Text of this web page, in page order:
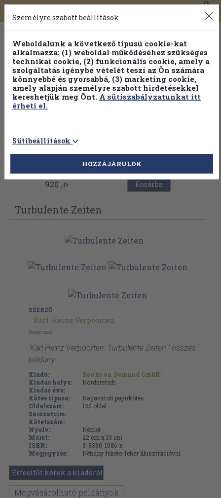
Toggle
navigation
0
Vissza az előző oldalra
920 ,-Ft Kosárba
Turbulente Zeiten
SZERZŐ
Karl-Heinz Verpoorten
Norderstedt
'Karl-Heinz Verpoorten: Turbulente Zeiten ' összes
példány
Kiadó:
Books on Demand GmbH
Kiadás helye:
Norderstedt
Kiadás éve:
Kötés típusa:
Ragasztott papírkötés
Oldalszám:
120 oldal
Sorozatcím:
Kötetszám:
Nyelv:
Német
Méret:
22 cm x 13 cm
ISBN:
3-8330-1086-x
Megjegyzés:
Néhány fekete-fehér illusztrációval.
Értesítőt kérek a kiadóról
Megvásárolható példányok
Személyre szabott beállítások
Weboldalunk a következő típusú cookie-kat
alkalmazza: (1) weboldal működéséhez szükséges
technikai cookie, (2) funkcionális cookie, amely a
szolgáltatás igénybe vételét teszi az Ön számára
könnyebbé és gyorsabbá, (3) marketing cookie,
amely alapján személyre szabott hirdetésekkel
kereshetjük meg Önt. A sütiszabályzatunkat itt
érheti el.
Sütibeállítások
HOZZÁJÁRULOK